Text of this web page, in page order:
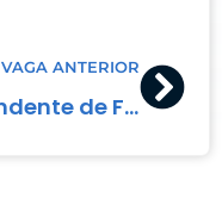
VAGA ANTERIOR
Atendente de Fast Food